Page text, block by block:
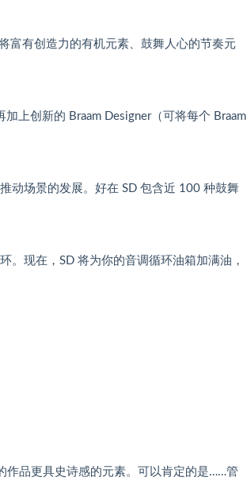
富有创造力的有机元素、鼓舞人心的节奏元
上创新的 Braam Designer（可将每个 Braam
动场景的发展。好在 SD 包含近 100 种鼓舞
。现在，SD 将为你的音调循环油箱加满油，
作品更具史诗感的元素。可以肯定的是……管